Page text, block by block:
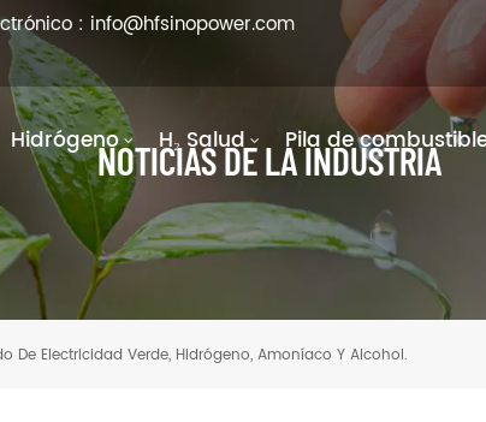
: info@hfsinopower.com
Hidrógeno H₂ Salud Pila de
NOTICIAS DE LA INDUSTRIA
De Electricidad Verde, Hidrógeno, Amoníaco Y Alcohol.